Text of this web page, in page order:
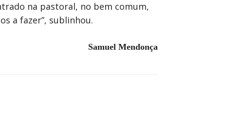
na pastoral, no bem comum,
a fazer”, sublinhou.
Samuel Mendonça